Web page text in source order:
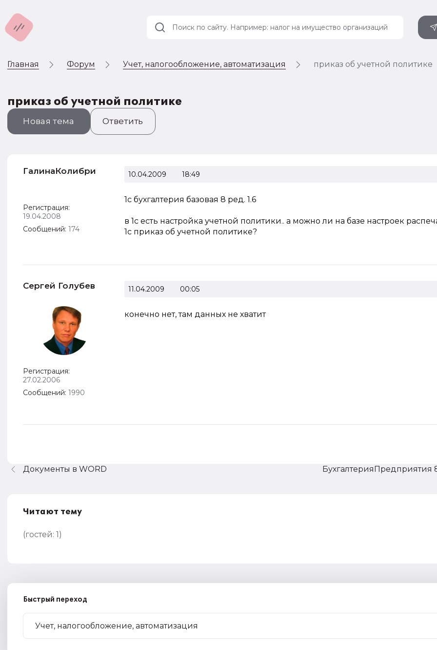
Главная Форум Учет, налогообложение, автоматизация приказ об учетной политике
приказ об учетной политике
Новая тема Ответить
ГалинаКолибри
Регистрация:
19.04.2008
Сообщений: 174
10.04.2009 18:49
1с бухгалтерия базовая 8 ред. 1.6
в 1с есть настройка учетной политики.. а можно ли на базе настроек
1с приказ об учетной политике?
Сергей Голубев
Регистрация:
27.02.2006
Сообщений: 1990
11.04.2009 00:05
конечно нет, там данных не хватит
Документы в WORD
Читают тему
(гостей: 1)
Быстрый переход
Учет и
Автоматизация